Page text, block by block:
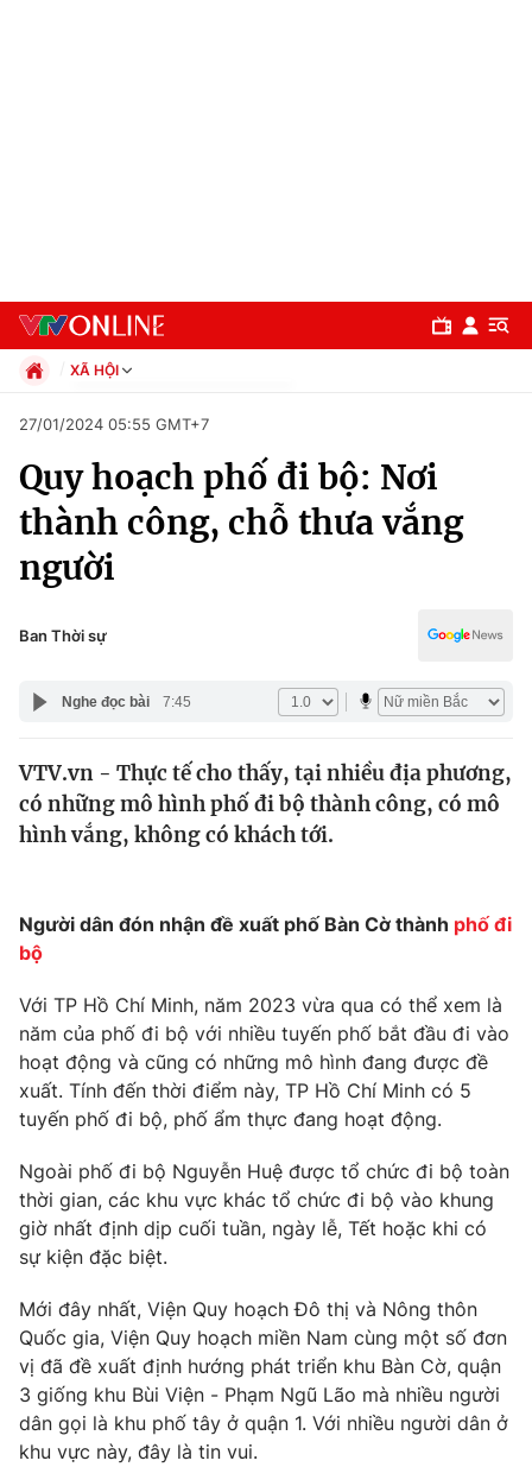
Chuyên mục
Chính trị
Thế giới
Thế giới đó đây
Câu chuyện quốc tế
Tài chính
Góc doanh nghiệp
Dữ liệu và đời sống
Truyền hình
Phim VTV
Hậu trường
Nhân vật
Khán giả
Giải sao mai
Giải trí
Âm nhạc
Sao
Đời sống
Du lịch
Làm đẹp
Chất lượng cuộc sống
Giáo dục
Học trực tuyến
Công nghệ
Hitech Công nghệ tương lai
Sản phẩm
Thị trường
Giao lưu trực tuyến
Lịch phát sóng
XÃ HỘI
Xã hội
Pháp luật
Thể thao
Truyền hình
Đời sống
Giáo dục
27/01/2024 05:55 GMT+7
Quy hoạch phố đi bộ: Nơi
thành công, chỗ thưa vắng
người
Ban Thời sự
Nghe đọc bài 7:45
VTV.vn - Thực tế cho thấy, tại nhiều địa phương,
có những mô hình phố đi bộ thành công, có mô
hình vắng, không có khách tới.
Người dân đón nhận đề xuất phố Bàn Cờ thành phố đi
bộ
Với TP Hồ Chí Minh, năm 2023 vừa qua có thể xem là
năm của phố đi bộ với nhiều tuyến phố bắt đầu đi vào
hoạt động và cũng có những mô hình đang được đề
xuất. Tính đến thời điểm này, TP Hồ Chí Minh có 5
tuyến phố đi bộ, phố ẩm thực đang hoạt động.
Ngoài phố đi bộ Nguyễn Huệ được tổ chức đi bộ toàn
thời gian, các khu vực khác tổ chức đi bộ vào khung
giờ nhất định dịp cuối tuần, ngày lễ, Tết hoặc khi có
sự kiện đặc biệt.
Mới đây nhất, Viện Quy hoạch Đô thị và Nông thôn
Quốc gia, Viện Quy hoạch miền Nam cùng một số đơn
vị đã đề xuất định hướng phát triển khu Bàn Cờ, quận
3 giống khu Bùi Viện - Phạm Ngũ Lão mà nhiều người
dân gọi là khu phố tây ở quận 1. Với nhiều người dân ở
khu vực này, đây là tin vui.